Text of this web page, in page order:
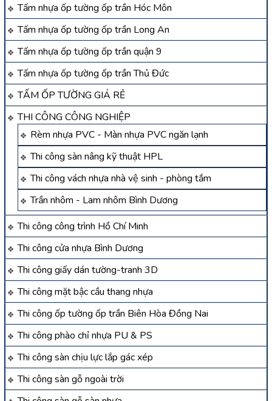
Tấm nhựa ốp tường ốp trần Hóc Môn
Tấm nhựa ốp tường ốp trần Long An
Tấm nhựa ốp tường ốp trần quận 9
Tấm nhựa ốp tường ốp trần Thủ Đức
TẤM ỐP TƯỜNG GIÁ RẺ
THI CÔNG CÔNG NGHIỆP
Rèm nhựa PVC - Màn nhựa PVC ngăn lạnh
Thi công sàn nâng kỹ thuật HPL
Thi công vách nhựa nhà vệ sinh - phòng tắm
Trần nhôm - Lam nhôm Bình Dương
Thi công công trình Hồ Chí Minh
Thi công cửa nhựa Bình Dương
Thi công giấy dán tường-tranh 3D
Thi công mặt bậc cầu thang nhựa
Thi công ốp tường ốp trần Biên Hòa Đồng Nai
Thi công phào chỉ nhựa PU & PS
Thi công sàn chịu lực lắp gác xép
Thi công sàn gỗ ngoài trời